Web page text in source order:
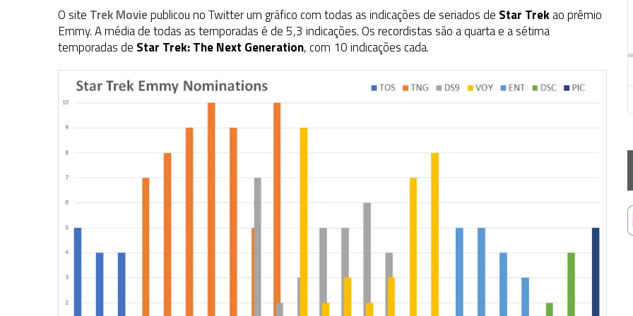
O site Trek Moviepublicou no Twitter um gráfico com todas as indicações de seriados de Star Trekao prêmio
Emmy. A média de todas as temporadas é de 5,3 indicações. Os recordistas são a quarta e a sétima
temporadas de Star Trek: The Next Generation, com 10 indicações cada.